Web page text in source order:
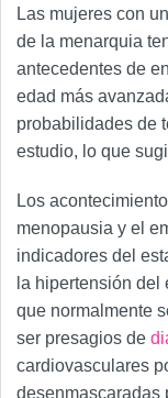
Las mujeres con
de la menarquia
antecedentes de
edad más
probabilidades de
estudio, lo que
Los
menopausia y el
indicadores del
la hipertensión del
que normalmente
ser presagios de
cardiovasculares
desenmascaradas